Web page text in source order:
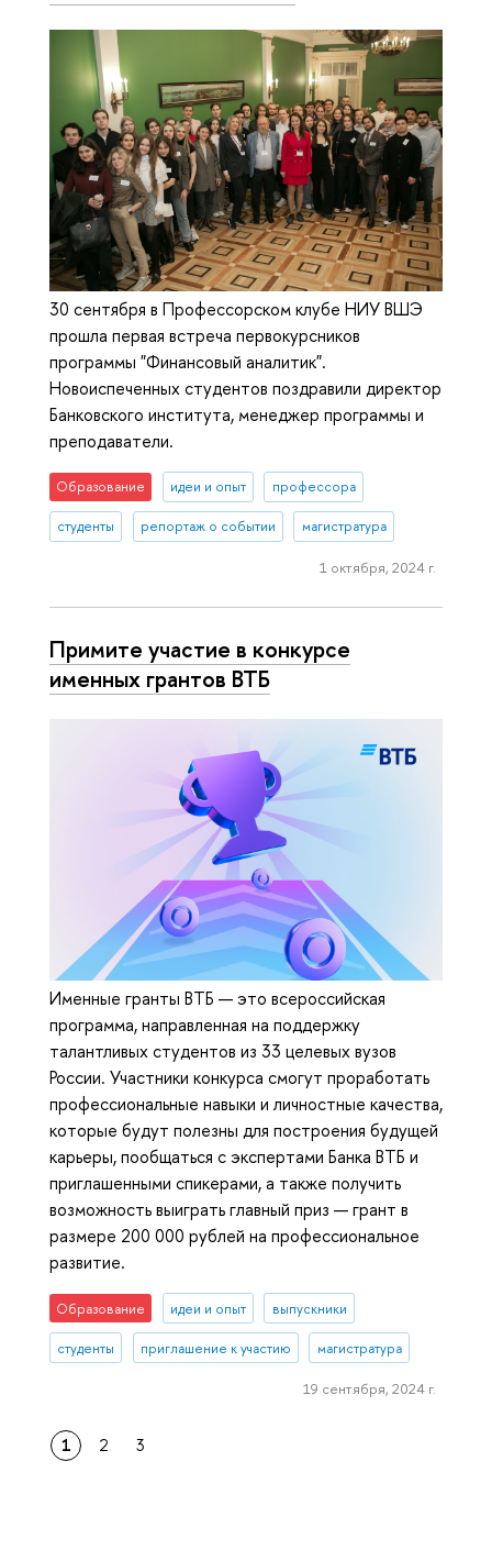
30 сентября в Профессорском клубе НИУ ВШЭ
прошла первая встреча первокурсников
программы "Финансовый аналитик".
Новоиспеченных студентов поздравили директор
Банковского института, менеджер программы и
преподаватели.
Образование идеи и опыт профессора
студенты репортаж о событии магистратура
1 октября, 2024 г.
Примите участие в конкурсе
именных грантов ВТБ
Именные гранты ВТБ — это всероссийская
программа, направленная на поддержку
талантливых студентов из 33 целевых вузов
России. Участники конкурса смогут проработать
профессиональные навыки и личностные качества,
которые будут полезны для построения будущей
карьеры, пообщаться с экспертами Банка ВТБ и
приглашенными спикерами, а также получить
возможность выиграть главный приз — грант в
размере 200 000 рублей на профессиональное
развитие.
Образование идеи и опыт выпускники
студенты приглашение к участию магистратура
19 сентября, 2024 г.
1 2 3